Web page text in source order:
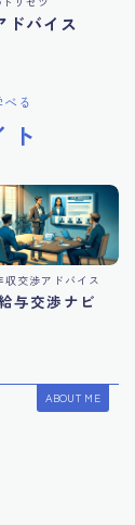
ドバイス
る
ト
収交渉アドバイス
与交渉ナビ
ABOUT ME